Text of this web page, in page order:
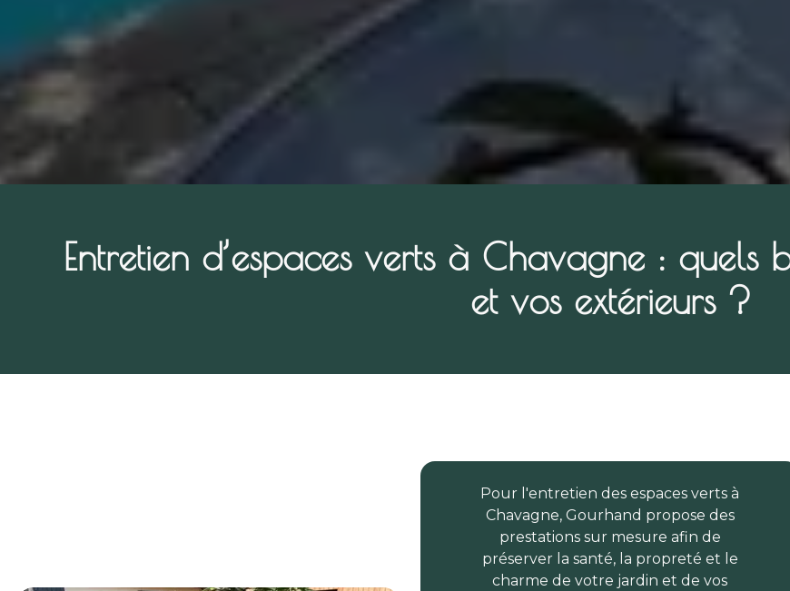
Entretien d’espaces verts à Chavagne : quels
et vos extérieurs ?
Pour l'entretien des espaces verts à
Chavagne, Gourhand propose des
prestations sur mesure afin de
préserver la santé, la propreté et le
charme de votre jardin et de vos